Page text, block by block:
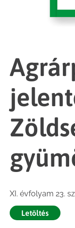
XI. évfolyam 23.
Letöltés